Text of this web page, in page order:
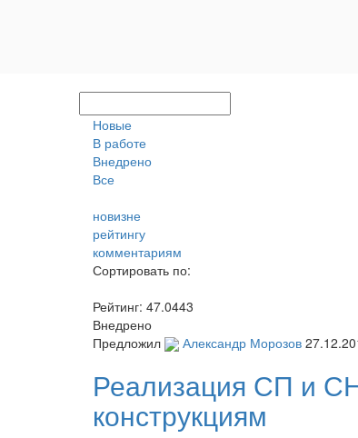
Новые
В работе
Внедрено
Все
новизне
рейтингу
комментариям
Сортировать по:
Рейтинг: 47.0443
Внедрено
Предложил
Александр Морозов
Реализация СП и
конструкциям